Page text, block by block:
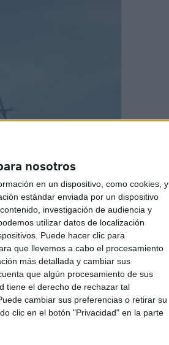
nosotros
en un dispositivo, como cookies, y
estándar enviada por un dispositivo
investigación de audiencia y
utilizar datos de localización
Puede hacer clic para
que llevemos a cabo el procesamiento
más detallada y cambiar sus
que algún procesamiento de sus
tiene el derecho de rechazar tal
cambiar sus preferencias o retirar su
clic en el botón "Privacidad" en la parte